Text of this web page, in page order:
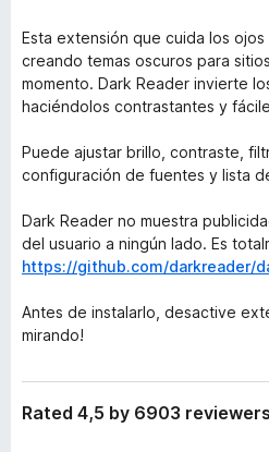
Esta extensión que cuida los
creando temas oscuros para
momento. Dark Reader invierte
haciéndolos contrastantes y
Puede ajustar brillo, contraste,
configuración de fuentes y lista
Dark Reader no muestra
del usuario a ningún lado. Es
https://github.com/darkreader/
Antes de instalarlo, desactive
mirando!
Rated 4,5 by 6903 reviewers